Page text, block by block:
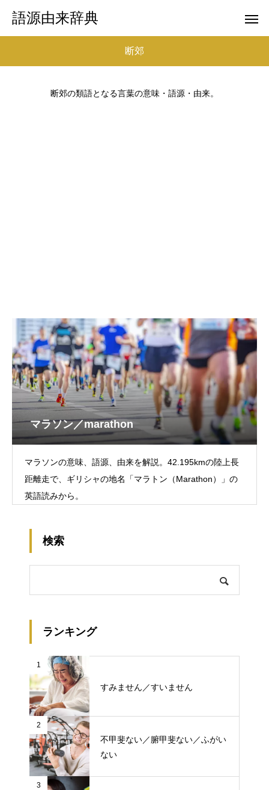
語源由来辞典
断郊
断郊の類語となる言葉の意味・語源・由来。
マラソン／marathon
マラソンの意味、語源、由来を解説。42.195kmの陸上長
距離走で、ギリシャの地名「マラトン（Marathon）」の
英語読みから。
検索
ランキング
1
すみません／すいません
2
不甲斐ない／腑甲斐ない／ふがい
ない
3